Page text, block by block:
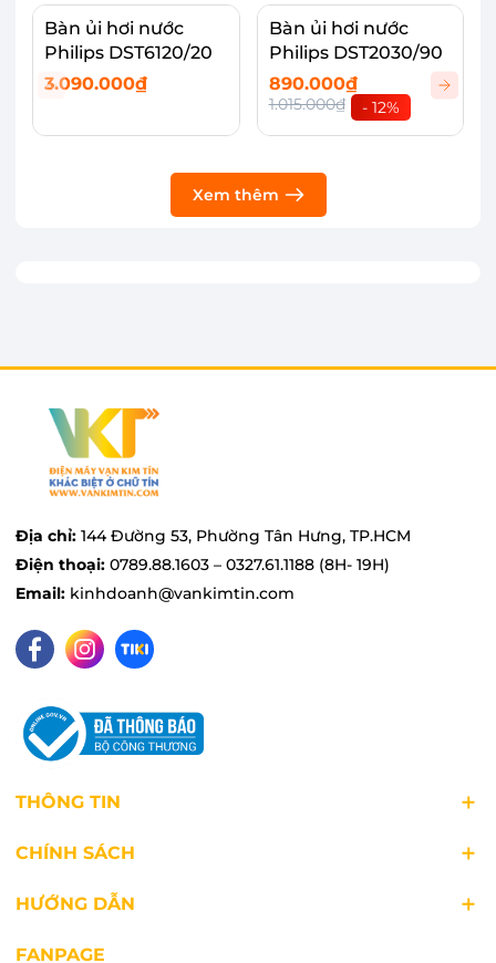
Ngăn chứa nước lớn 300ml, đáp ứng tốt
Bàn ủi hơi nước Philips DST3040/70 với khoang
giúp làm nóng nhanh, tiết kiệm thời gian ủi. Hơn
hiệu suất mạnh.
Bàn ủi hơi nước
Philips DST6120/20
3.090.000₫
Bàn ủi hơi nước
Philips DST2030/90
890.000₫
1.015.000₫ - 12%
Xem thêm
Địa chỉ: 144 Đường 53, Phường Tân Hưng, TP.HCM
Điện thoại: 0789.88.1603 – 0327.61.1188 (8H- 19H)
Email: kinhdoanh@vankimtin.com
THÔNG TIN
CHÍNH SÁCH
HƯỚNG DẪN
FANPAGE